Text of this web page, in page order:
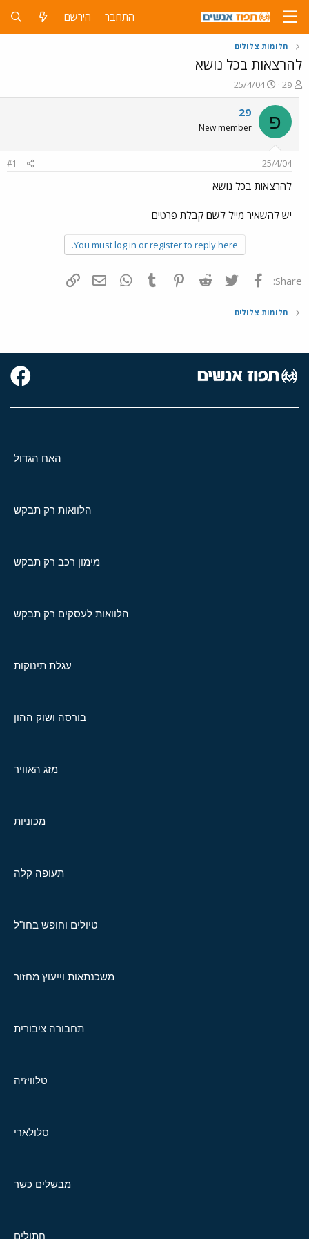
התחבר הירשם
חלומות צלולים
להרצאות בכל נושא
פ
ו
ת
ח
ה
ש
א
פ2
פ
ו
ר
ם
ת
א
ר
25/4/04
פ פ2
New member
25/4/04
#1
להרצאות בכל נושא
יש להשאיר מייל לשם קבלת פרטים
You must log in or register to reply here.
Share: פייסבוק Twitter
Reddit
Pinterest
Tumblr
WhatsAppדואר אלקטרוני
חלומות צלולים
האח הגדול
הלוואות רק תבקש
מימון רכב רק תבקש
הלוואות לעסקים רק תבקש
עגלת תינוקות
בורסה ושוק ההון
מזג האוויר
מכוניות
תעופה קלה
טיולים וחופש בחו"ל
משכנתאות וייעוץ מחזור
תחבורה ציבורית
טלוויזיה
סלולארי
מבשלים כשר
חתולים